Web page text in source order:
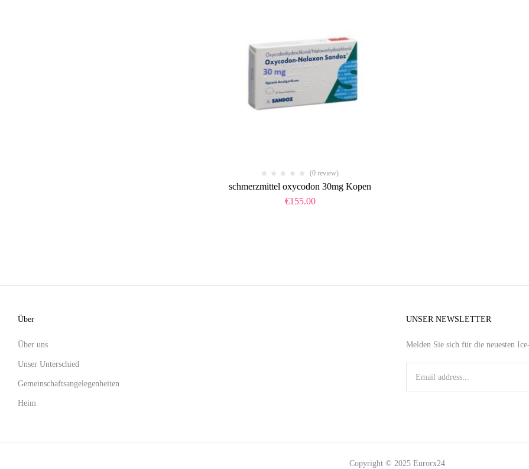
(0 review)
schmerzmittel oxycodon 30mg Kopen
€155.00
Über
Über uns
Unser Unterschied
Gemeinschaftsangelegenheiten
Heim
UNSER NEWSLETTER
Melden Sie sich für die neuesten
Copyright © 2025 Eurorx24